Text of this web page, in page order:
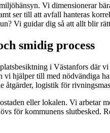
Vi dimensionerar
ser till att avfall hanteras
Vi guidar dig så att allt blir
smidig process
i Västanfors där
hjälper till med nödvändiga
åtgärder, logistik för
eller lokalen. Vi arbetar
för kommunens slutbesked.